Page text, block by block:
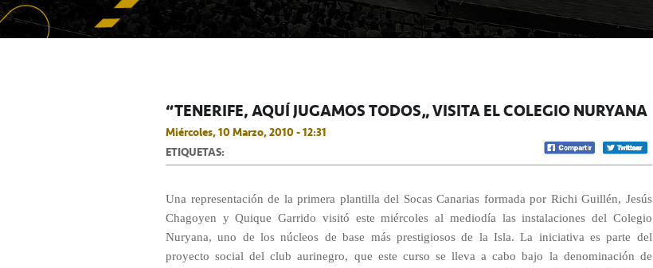
“TENERIFE, AQUÍ JUGAMOS TODOS” VISITA EL COLEGIO NURYANA
Miércoles, 10 Marzo, 2010 - 12:31
ETIQUETAS:
Una representación de la primera plantilla del Socas Canarias formada por Richi Guillén, Jesús
Chagoyen y Quique Garrido visitó este miércoles al mediodía las instalaciones del Colegio
Nuryana, uno de los núcleos de base más prestigiosos de la Isla. La iniciativa es parte del
proyecto social del club aurinegro, que este curso se lleva a cabo bajo la denominación de